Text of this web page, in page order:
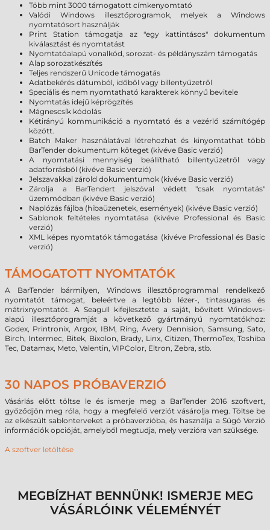
Több mint 3000 támogatott címkenyomtató
Valódi Windows illesztőprogramok, melyek a Windows
nyomtatósort használják
Print Station támogatja az "egy kattintásos" dokumentum
kiválasztást és nyomtatást
Nyomtatóalapú vonalkód, sorozat- és példányszám támogatás
Alap sorozatkészítés
Teljes rendszerű Unicode támogatás
Adatbekérés dátumból, időből vagy billentyűzetről
Speciális és nem nyomtatható karakterek könnyű bevitele
Nyomtatás idejű képrögzítés
Mágnescsík kódolás
Kétirányú kommunikáció a nyomtató és a vezérlő számítógép
között.
Batch Maker használatával létrehozhat és kinyomtathat több
BarTender dokumentum köteget (kivéve Basic verzió)
A nyomtatási mennyiség beállítható billentyűzetről vagy
adatforrásból (kivéve Basic verzió)
Jelszavakkal zárold dokumentumok (kivéve Basic verzió)
Zárolja a BarTendert jelszóval védett "csak nyomtatás"
üzemmódban (kivéve Basic verzió)
Naplózás fájlba (hibaüzenetek, események) (kivéve Basic verzió)
Sablonok feltételes nyomtatása (kivéve Professional és Basic
verzió)
XML képes nyomtatók támogatása (kivéve Professional és Basic
verzió)
TÁMOGATOTT NYOMTATÓK
A BarTender bármilyen, Windows illesztőprogrammal rendelkező
nyomtatót támogat, beleértve a legtöbb lézer-, tintasugaras és
mátrixnyomtatót. A Seagull kifejlesztette a saját, bővített Windows-
alapú illesztőprogramját a következő gyártmányú nyomtatókhoz:
Godex, Printronix, Argox, IBM, Ring, Avery Dennision, Samsung, Sato,
Birch, Intermec, Bitek, Bixolon, Brady, Linx, Citizen, ThermoTex, Toshiba
Tec, Datamax, Meto, Valentin, VIPColor, Eltron, Zebra, stb.
30 NAPOS PRÓBAVERZIÓ
Vásárlás előtt töltse le és ismerje meg a BarTender 2016 szoftvert,
győződjön meg róla, hogy a megfelelő verziót vásárolja meg. Töltse be
az elkészült sablonterveket a próbaverzióba, és használja a Súgó Verzió
információk opcióját, amelyből megtudja, mely verzióra van szüksége.
A szoftver letöltése
MEGBÍZHAT BENNÜNK! ISMERJE MEG
VÁSÁRLÓINK VÉLEMÉNYÉT